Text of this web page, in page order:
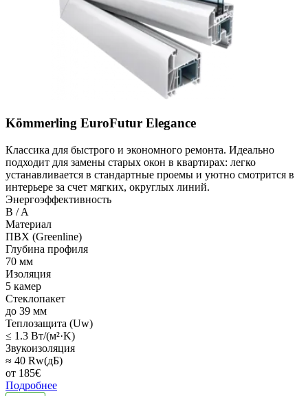
Kömmerling EuroFutur Elegance
Классика для быстрого и экономного ремонта. Идеально
подходит для замены старых окон в квартирах: легко
устанавливается в стандартные проемы и уютно смотрится в
интерьере за счет мягких, округлых линий.
Энергоэффективность
B / A
Материал
ПВХ (Greenline)
Глубина профиля
70 мм
Изоляция
5 камер
Стеклопакет
до 39 мм
Теплозащита (Uw)
≤ 1.3 Вт/(м²·K)
Звукоизоляция
≈ 40 Rw(дБ)
от 185€
Подробнее